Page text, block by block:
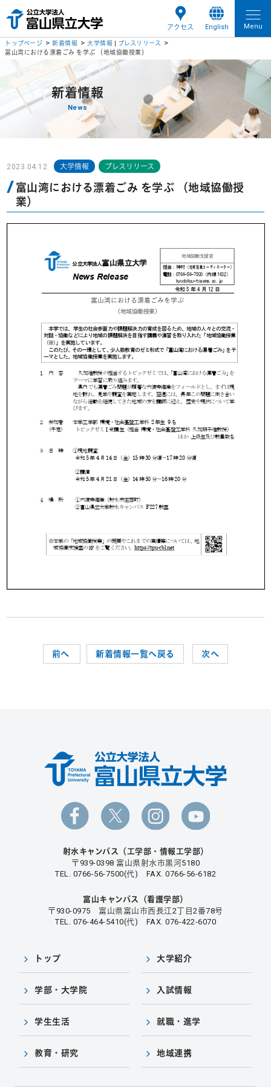
アクセス English Menu
トップページ 新着情報 大学情報
プレスリリース
富山湾における漂着ごみ を学ぶ （地域協働授業）
新着情報
News
2023.04.12 大学情報 プレスリリース
富山湾における漂着ごみ を学ぶ （地域協働授
業）
前へ 新着情報一覧へ戻る 次へ
射水キャンパス（工学部・情報工学部）
〒939-0398 富山県射水市黒河5180
TEL. 0766-56-7500(代) FAX. 0766-56-6182
富山キャンパス（看護学部）
〒930-0975 富山県富山市西長江2丁目2番78号
TEL. 076-464-5410(代) FAX. 076-422-6070
トップ 大学紹介
学部・大学院 入試情報
学生生活 就職・進学
教育・研究 地域連携